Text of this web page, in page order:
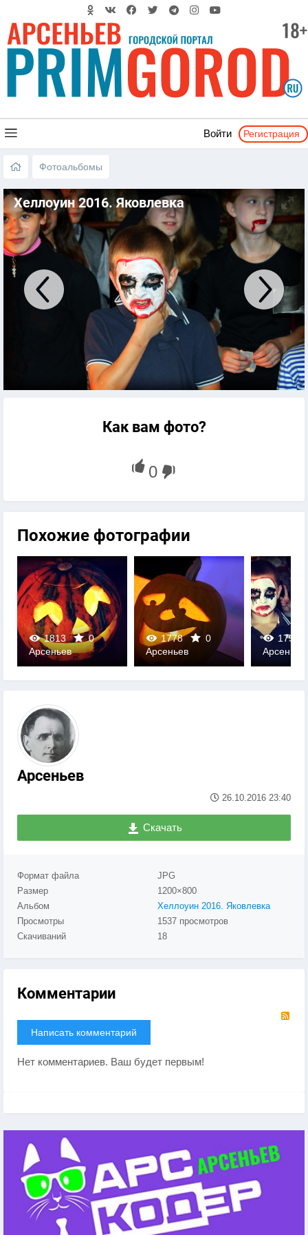
Войти Регистрация
Фотоальбомы
Хеллоуин 2016. Яковлевка
Как вам фото?
Похожие фотографии
1813
0
0
Арсеньев
1778
0
0
Арсеньев
1757
0
Арсеньев
Арсеньев
26.10.2016 23:40
Скачать
Формат файла
JPG
Размер
1200×800
Альбом
Хеллоуин 2016. Яковлевка
Просмотры
1537 просмотров
Скачиваний
18
Комментарии
Написать комментарий
Нет комментариев. Ваш будет первым!